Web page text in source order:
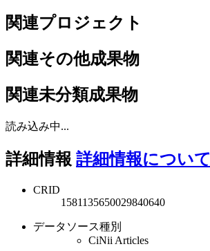
関連プロジェクト
関連その他成果物
関連未分類成果物
読み込み中...
詳細情報 詳細情報について
CRID
1581135650029840640
データソース種別
CiNii Articles